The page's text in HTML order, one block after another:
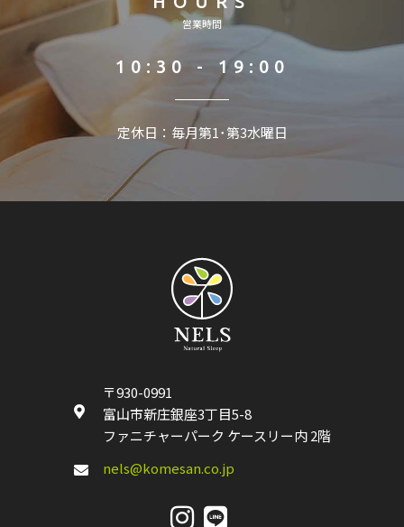
営業時間
10:30 - 19:00
定休日：毎月第1･第3水曜日
〒930-0991
富山市新庄銀座3丁目5-8
ファニチャーパーク ケースリー内 2階
nels@komesan.co.jp